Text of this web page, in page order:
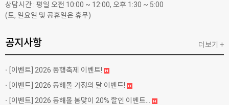
상담시간 : 평일 오전 10:00 ~ 12:00, 오후 1:30 ~ 5:00
(토, 일요일 및 공휴일은 휴무)
공지사항
[이벤트] 2026 동행축제 이벤트!
[이벤트] 2026 동해몰 가정의 달 이벤트!
[이벤트] 2026 동해몰 봄맞이 20% 할인 이벤트...
더보기 +